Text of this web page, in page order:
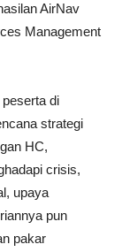
AirNav
Management
di
strategi
HC,
crisis,
upaya
pun
pakar